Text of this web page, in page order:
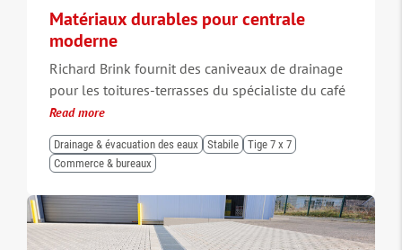
Matériaux durables pour centrale
moderne
Richard Brink fournit des caniveaux de drainage
pour les toitures-terrasses du spécialiste du café
Read more
Drainage & évacuation des eaux Stabile
Tige 7 x 7
Commerce & bureaux